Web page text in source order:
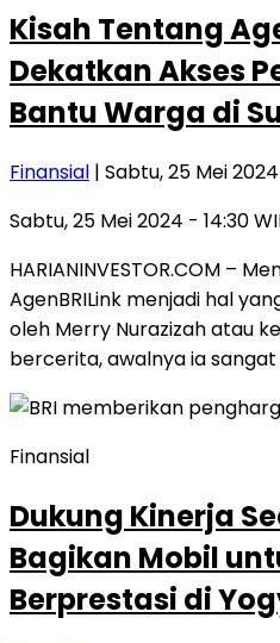
Kisah Tentang
Dekatkan Akses
Bantu Warga di
Finansial | Sabtu, 25 Mei
Sabtu, 25 Mei 2024 - 14:30
HARIANINVESTOR.COM –
AgenBRILink menjadi hal
oleh Merry Nurazizah atau
bercerita, awalnya ia
Finansial
Dukung Kinerja
Bagikan Mobil
Berprestasi di